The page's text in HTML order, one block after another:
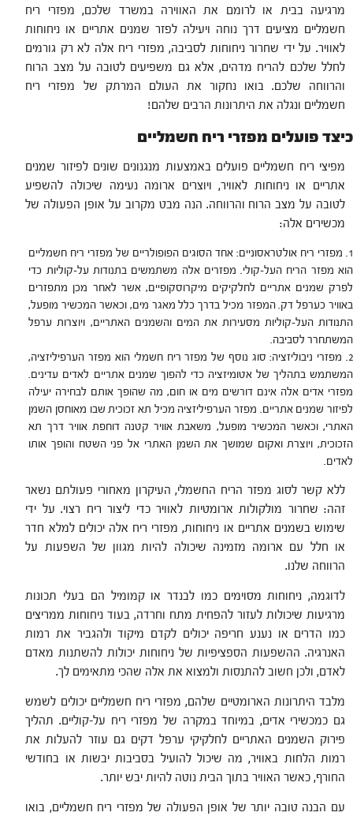
מרגיעה בבית או לרומם את האווירה במשרד שלכם, מפזרי ריח
חשמליים מציעים דרך נוחה ויעילה לפזר שמנים אתריים או ניחוחות
לאוויר. על ידי שחרור ניחוחות לסביבה, מפזרי ריח אלה לא רק גורמים
לחלל שלכם להריח מדהים, אלא גם משפיעים לטובה על מצב הרוח
והרווחה שלכם. בואו נחקור את העולם המרתק של מפזרי ריח
חשמליים ונגלה את היתרונות הרבים שלהם!
כיצד פועלים מפזרי ריח חשמליים
מפיצי ריח חשמליים פועלים באמצעות מנגנונים שונים לפיזור שמנים
אתריים או ניחוחות לאוויר, ויוצרים ארומה נעימה שיכולה להשפיע
לטובה על מצב הרוח והרווחה. הנה מבט מקרוב על אופן הפעולה של
מכשירים אלה:
מפזרי ריח אולטראסוניים: אחד הסוגים הפופולריים של מפזרי ריח חשמליים
הוא מפזר הריח העל-קולי. מפזרים אלה משתמשים בתנודות על-קוליות כדי
לפרק שמנים אתריים לחלקיקים מיקרוסקופיים, אשר לאחר מכן מתפזרים
באוויר כערפל דק. המפזר מכיל בדרך כלל מאגר מים, וכאשר המכשיר מופעל,
התנודות העל-קוליות מסעירות את המים והשמנים האתריים, ויוצרות ערפל
המשתחרר לסביבה.
מפזרי ניבוליזציה: סוג נוסף של מפזר ריח חשמלי הוא מפזר הערפיליזציה,
המשתמש בתהליך של אטומיזציה כדי להפוך שמנים אתריים לאדים עדינים.
מפזרי אדים אלה אינם דורשים מים או חום, מה שהופך אותם לבחירה יעילה
לפיזור שמנים אתריים. מפזר הערפיליזציה מכיל תא זכוכית שבו מאוחסן השמן
האתרי, וכאשר המכשיר מופעל, משאבת אוויר קטנה דוחפת אוויר דרך תא
הזכוכית, ויוצרת ואקום שמושך את השמן האתרי אל פני השטח והופך אותו
לאדים.
ללא קשר לסוג מפזר הריח החשמלי, העיקרון מאחורי פעולתם נשאר
זהה: שחרור מולקולות ארומטיות לאוויר כדי ליצור ריח רצוי. על ידי
שימוש בשמנים אתריים או ניחוחות, מפזרי ריח אלה יכולים למלא חדר
או חלל עם ארומה מזמינה שיכולה להיות מגוון של השפעות על
הרווחה שלנו.
לדוגמה, ניחוחות מסוימים כמו לבנדר או קמומיל הם בעלי תכונות
מרגיעות שיכולות לעזור להפחית מתח וחרדה, בעוד ניחוחות ממריצים
כמו הדרים או נענע חריפה יכולים לקדם מיקוד ולהגביר את רמות
האנרגיה. ההשפעות הספציפיות של ניחוחות יכולות להשתנות מאדם
לאדם, ולכן חשוב להתנסות ולמצוא את אלה שהכי מתאימים לך.
מלבד היתרונות הארומטיים שלהם, מפזרי ריח חשמליים יכולים לשמש
גם כמכשירי אדים, במיוחד במקרה של מפזרי ריח על-קוליים. תהליך
פירוק השמנים האתריים לחלקיקי ערפל דקים גם עוזר להעלות את
רמות הלחות באוויר, מה שיכול להועיל בסביבות יבשות או בחודשי
החורף, כאשר האוויר בתוך הבית נוטה להיות יבש יותר.
עם הבנה טובה יותר של אופן הפעולה של מפזרי ריח חשמליים, בואו